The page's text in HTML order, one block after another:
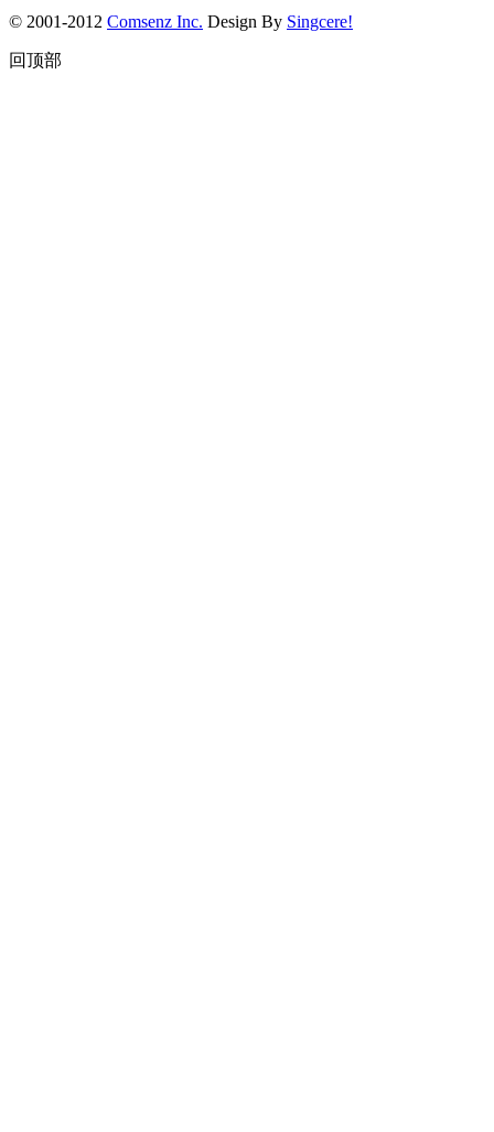
© 2001-2012 Comsenz Inc. Design By Singcere!
回顶部